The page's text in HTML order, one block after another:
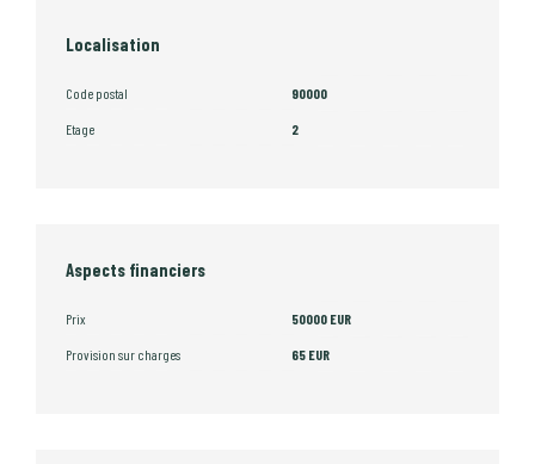
Localisation
Code postal 90000
Etage 2
Aspects financiers
Prix 50000 EUR
Provision sur charges 65 EUR